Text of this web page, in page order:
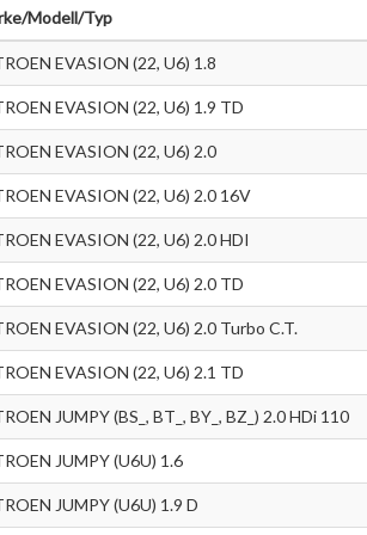
Modell/Typ
EVASION (22, U6) 1.8
EVASION (22, U6) 1.9 TD
EVASION (22, U6) 2.0
EVASION (22, U6) 2.0 16V
EVASION (22, U6) 2.0 HDI
EVASION (22, U6) 2.0 TD
EVASION (22, U6) 2.0 Turbo C.T.
EVASION (22, U6) 2.1 TD
JUMPY (BS_, BT_, BY_, BZ_) 2.0 HDi 110
JUMPY (U6U) 1.6
JUMPY (U6U) 1.9 D